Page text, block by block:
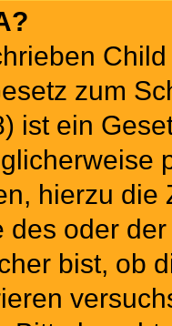
zum
ist ein
hierzu die
des oder
bist, ob